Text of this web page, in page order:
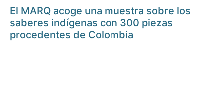
El MARQ acoge una muestra sobre los
saberes indígenas con 300 piezas
procedentes de Colombia